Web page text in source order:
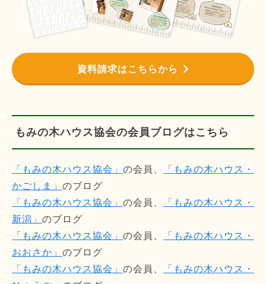
資料請求はこちらから
もみの木ハウス協会の会員ブログはこちら
「もみの木ハウス協会」 の会員、
「もみの木ハウス・
かごしま」 のブログ
「もみの木ハウス協会」 の会員、
「もみの木ハウス・
新潟」 のブログ
「もみの木ハウス協会」 の会員、
「もみの木ハウス・
おおさか」 のブログ
「もみの木ハウス協会」 の会員、
「もみの木ハウス・